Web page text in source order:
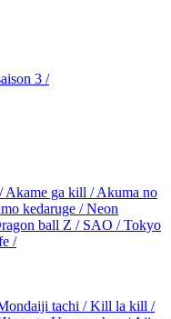
3 /
Akame ga kill / Akuma no
kedaruge / Neon
ball Z / SAO / Tokyo
/
tachi / Kill la kill /